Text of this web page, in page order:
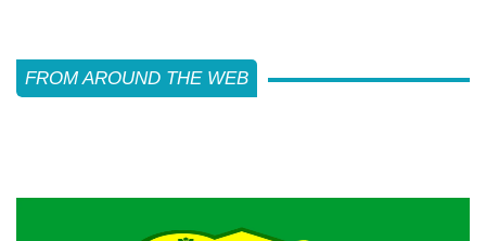
FROM AROUND THE WEB